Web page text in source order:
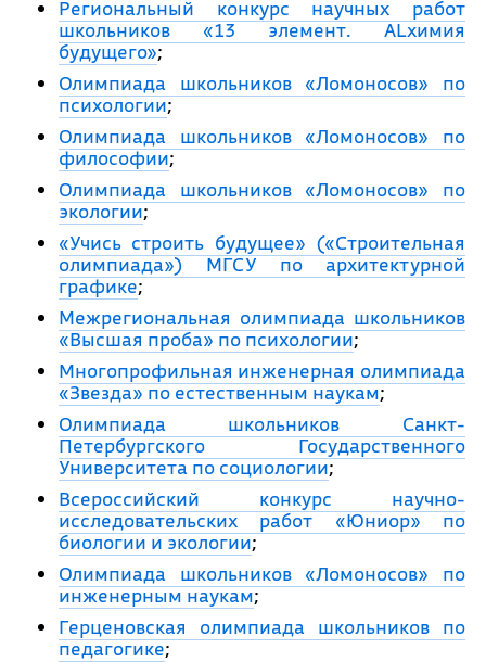
Региональный конкурс научных работ
школьников «13 элемент. ALхимия
будущего»;
Олимпиада школьников «Ломоносов» по
психологии;
Олимпиада школьников «Ломоносов» по
философии;
Олимпиада школьников «Ломоносов» по
экологии;
«Учись строить будущее» («Строительная
олимпиада») МГСУ по архитектурной
графике;
Межрегиональная олимпиада школьников
«Высшая проба» по психологии;
Многопрофильная инженерная олимпиада
«Звезда» по естественным наукам;
Олимпиада школьников Санкт-
Петербургского Государственного
Университета по социологии;
Всероссийский конкурс научно-
исследовательских работ «Юниор» по
биологии и экологии;
Олимпиада школьников «Ломоносов» по
инженерным наукам;
Герценовская олимпиада школьников по
педагогике;